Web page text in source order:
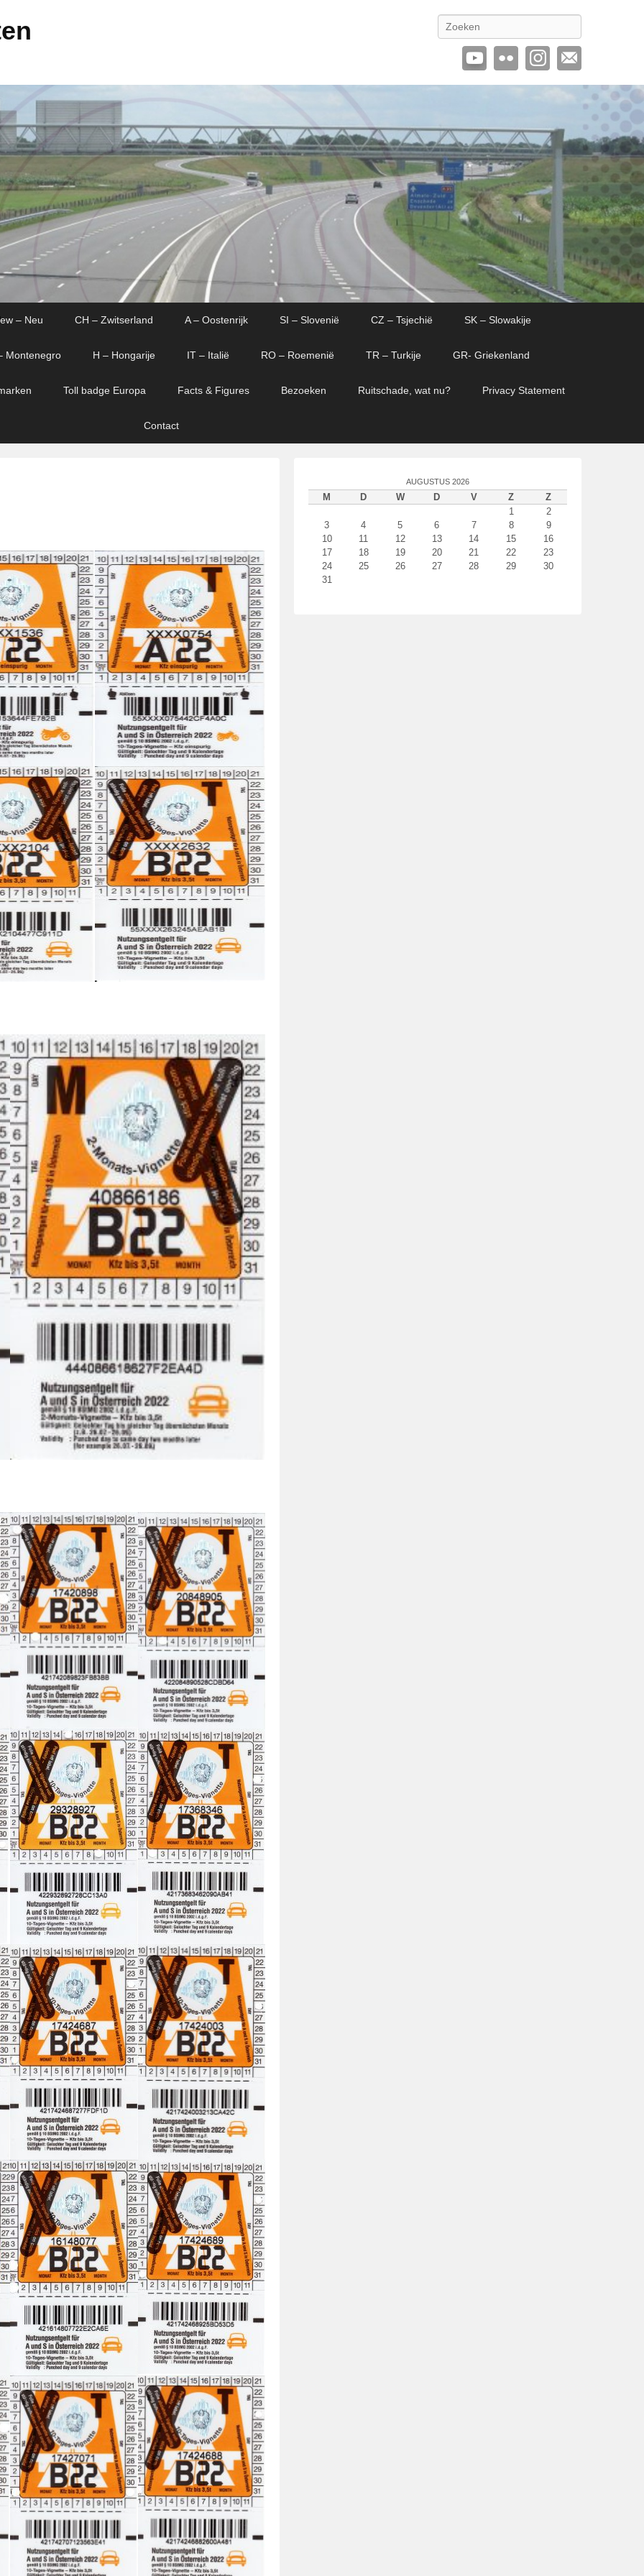
Zoeken
– Neu CH – Zwitserland A – Oostenrijk SI – Slovenië CZ – Tsjechië SK – Slowakije
Montenegro H – Hongarije IT – Italië RO – Roemenië TR – Turkije GR- Griekenland
Toll badge Europa Facts & Figures Bezoeken Ruitschade, wat nu? Privacy Statement
Contact
AUGUSTUS 2026
M D W D V Z
Z
1
2
3
4 5 6 7 8
9
10
11 12 13 14 15
16
17
18 19 20 21 22
23
24
25 26 27 28 29
30
31